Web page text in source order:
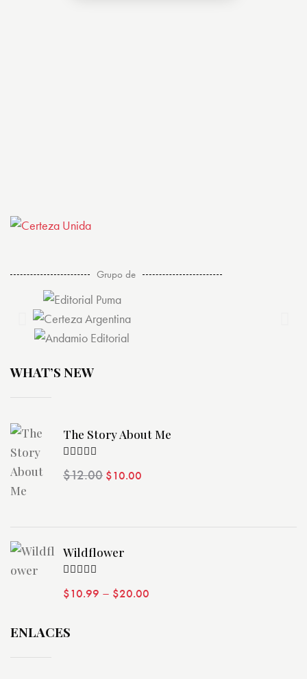
Grupo de
WHAT’S NEW
The Story About Me
Valorado
con4.00
$12.00 $10.00
Wildflower
con4.00
$10.99 – $20.00
ENLACES